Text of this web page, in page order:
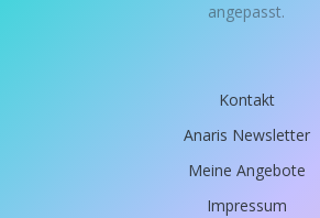
angepasst.
Kontakt
Anaris Newsletter
Meine Angebote
Impressum